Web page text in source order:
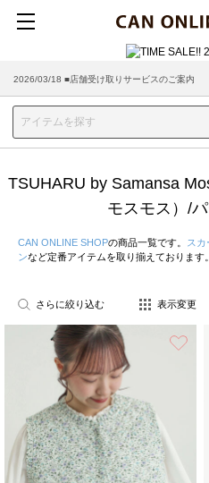
2026/03/18 ■店舗受け取りサービスのご案内
TSUHARU by Samansa
モスモス）/
CAN ONLINE SHOPの商品一覧です。 スカ
ンなど定番アイテムを取り揃えております。
さらに絞り込む 表示変更